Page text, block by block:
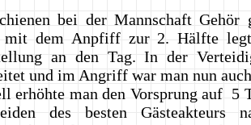
bei der Mannschaft Gehör
mit dem Anpfiff zur 2. Hälfte
an den Tag. In der
und im Angriff war man nun
erhöhte man den Vorsprung auf 5
des besten Gästeakteurs